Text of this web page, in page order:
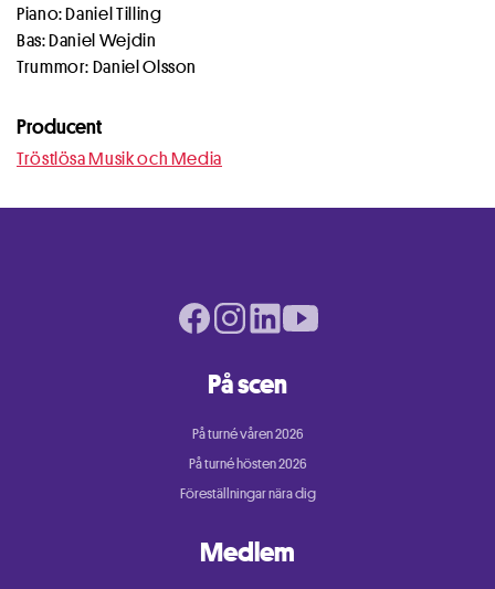
Piano: Daniel Tilling
Bas: Daniel Wejdin
Trummor: Daniel Olsson
Producent
Tröstlösa Musik och Media
På scen
På turné våren 2026
På turné hösten 2026
Föreställningar nära dig
Medlem
Facebook page
Instagram page
LinkedIn pageYoutube page